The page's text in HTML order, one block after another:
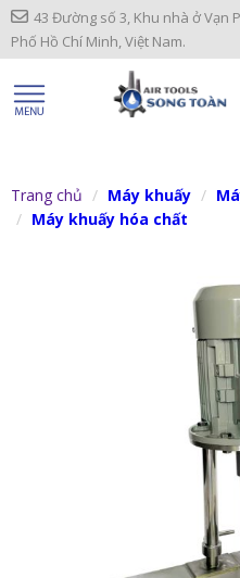
43 Đường số 3, Khu nhà ở Vạn
Phố Hồ Chí Minh, Việt Nam.
Trang chủ Máy khuấy
Máy khuấy hóa chất